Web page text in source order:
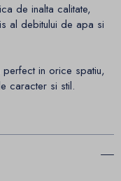
de inalta calitate,
al debitului de apa si
perfect in orice spatiu,
caracter si stil.